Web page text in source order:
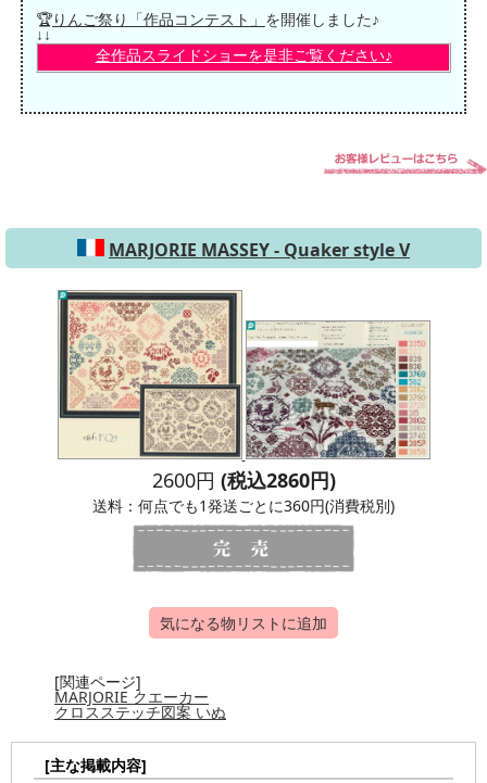
🏆りんご祭り「作品コンテスト」 を開催しました♪
↓↓
全作品スライドショーを是非ご覧ください♪
MARJORIE MASSEY - Quaker style V
2600円 (税込2860円)
送料：何点でも1発送ごとに360円(消費税別)
気になる物リストに追加
[関連ページ]
MARJORIE クエーカー
クロスステッチ図案 いぬ
[主な掲載内容]